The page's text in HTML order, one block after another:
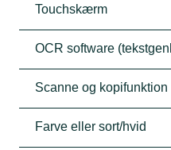
Touchskærm
OCR software
Scanne og kopifunktion
Farve eller sort/hvid